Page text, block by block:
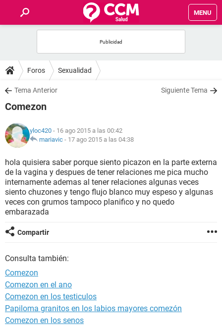
MENU
FOROS
SALUD
NUTRICIÓN
BIENESTAR
SEXUALIDAD
GLOSARIO
Foros Sexualidad
Tema Anterior Siguiente Tema
Comezon
yloc420 - 16 ago 2015 a las 00:42
mariavic - 17 ago 2015 a las 04:38
hola quisiera saber porque siento picazon en la parte externa
de la vagina y despues de tener relaciones me pica mucho
internamente ademas al tener relaciones algunas veces
siento chuzones y tengo flujo blanco muy espeso y algunas
veces con grumos tampoco planifico y no quedo
embarazada
Compartir
Consulta también:
Comezon
Comezon en el ano
Comezon en los testiculos
Papiloma granitos en los labios mayores comezón
Comezon en los senos